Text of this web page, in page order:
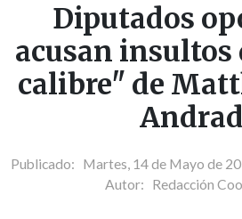
Diputados
acusan insultos
calibre" de
Publicado: Martes, 14 de Mayo de
Autor: Redacción